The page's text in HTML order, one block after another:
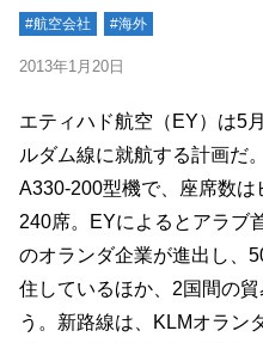
#航空会社 #海外
2013年1月20日
エティハド航空（EY）は5
ルダム線に就航する計画だ
A330-200型機で、座席数
240席。EYによるとアラブ
のオランダ企業が進出し、
住しているほか、2国間の
う。新路線は、KLMオラン